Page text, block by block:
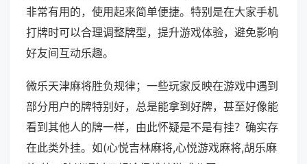
非常有用的，使用起来简单便捷。特别是在大家手机
打牌时可以合理调整牌型，提升游戏体验，避免影响
好友间互动乐趣。
微乐天津麻将胜负规律；一些玩家反映在游戏中遇到
部分用户的牌特别好，总是能拿到好牌，甚至好像能
看到其他人的牌一样，由此怀疑是不是有挂？确实存
在此类外挂。如(心悦吉林麻将,心悦游戏麻将,胡乐麻